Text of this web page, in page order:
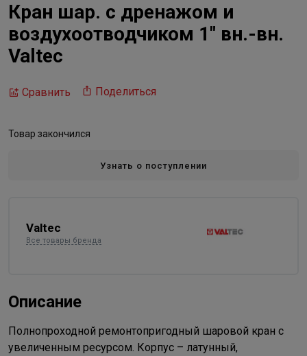
Кран шар. с дренажом и
воздухоотводчиком 1" вн.-вн.
Valtec
Сравнить Поделиться
Товар закончился
Узнать о поступлении
Valtec
Все товары бренда
Описание
Полнопроходной ремонтопригодный шаровой кран с
увеличенным ресурсом. Корпус – латунный,